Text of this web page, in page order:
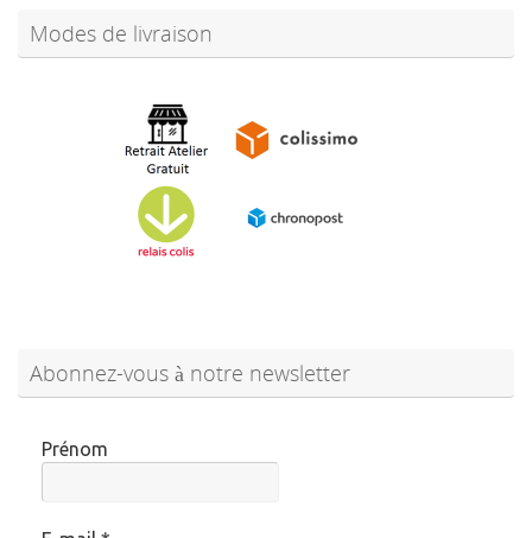
Modes de livraison
Abonnez-vous à notre newsletter
Prénom